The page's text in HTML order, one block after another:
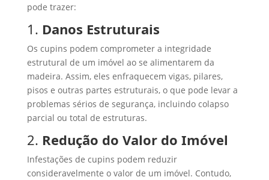
pode trazer:
1. Danos Estruturais
Os cupins podem comprometer a integridade
estrutural de um imóvel ao se alimentarem da
madeira. Assim, eles enfraquecem vigas, pilares,
pisos e outras partes estruturais, o que pode levar a
problemas sérios de segurança, incluindo colapso
parcial ou total de estruturas.
2. Redução do Valor do Imóvel
Infestações de cupins podem reduzir
consideravelmente o valor de um imóvel. Contudo,